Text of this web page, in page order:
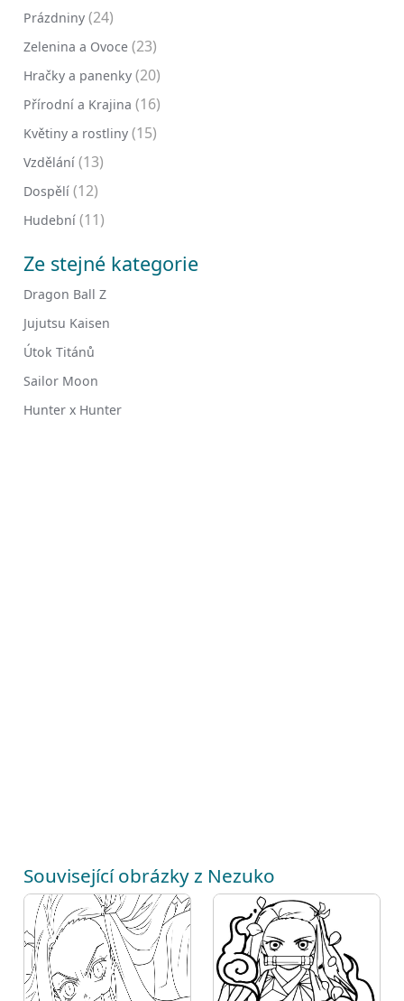
Prázdniny (24)
Zelenina a Ovoce (23)
Hračky a panenky (20)
Přírodní a Krajina (16)
Květiny a rostliny (15)
Vzdělání (13)
Dospělí (12)
Hudební (11)
Ze stejné kategorie
Dragon Ball Z
Jujutsu Kaisen
Útok Titánů
Sailor Moon
Hunter x Hunter
Související obrázky z Nezuko